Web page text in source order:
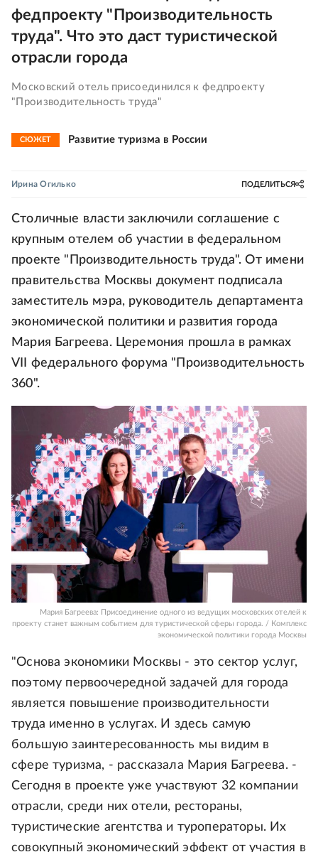
федпроекту "Производительность
труда". Что это даст туристической
отрасли города
Московский отель присоединился к федпроекту
"Производительность труда"
СЮЖЕТ Развитие туризма в России
Ирина Огилько ПОДЕЛИТЬСЯ
Столичные власти заключили соглашение с
крупным отелем об участии в федеральном
проекте "Производительность труда". От имени
правительства Москвы документ подписала
заместитель мэра, руководитель департамента
экономической политики и развития города
Мария Багреева. Церемония прошла в рамках
VII федерального форума "Производительность
360".
Мария Багреева: Присоединение одного из ведущих московских отелей к
проекту станет важным событием для туристической сферы города. / Комплекс
экономической политики города Москвы
"Основа экономики Москвы - это сектор услуг,
поэтому первоочередной задачей для города
является повышение производительности
труда именно в услугах. И здесь самую
большую заинтересованность мы видим в
сфере туризма, - рассказала Мария Багреева. -
Сегодня в проекте уже участвуют 32 компании
отрасли, среди них отели, рестораны,
туристические агентства и туроператоры. Их
совокупный экономический эффект от участия в